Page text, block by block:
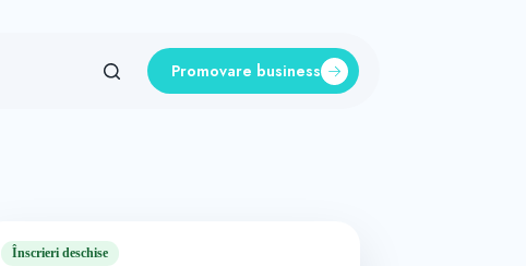
Promovare business
Înscrieri deschise